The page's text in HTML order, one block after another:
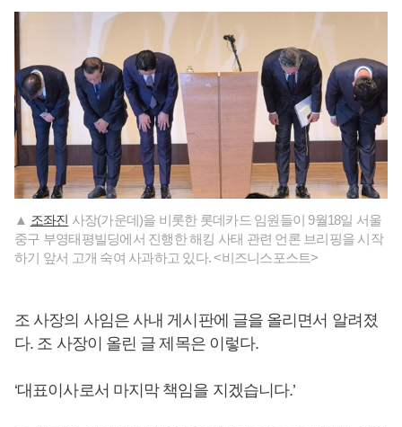
▲ 조좌진 사장(가운데)을 비롯한 롯데카드 임원들이 9월18일 서울
중구 부영태평빌딩에서 진행한 해킹 사태 관련 언론 브리핑을 시작
하기 앞서 고개 숙여 사과하고 있다. <비즈니스포스트>
조 사장의 사임은 사내 게시판에 글을 올리면서 알려졌
다. 조 사장이 올린 글 제목은 이렇다.
‘대표이사로서 마지막 책임을 지겠습니다.’